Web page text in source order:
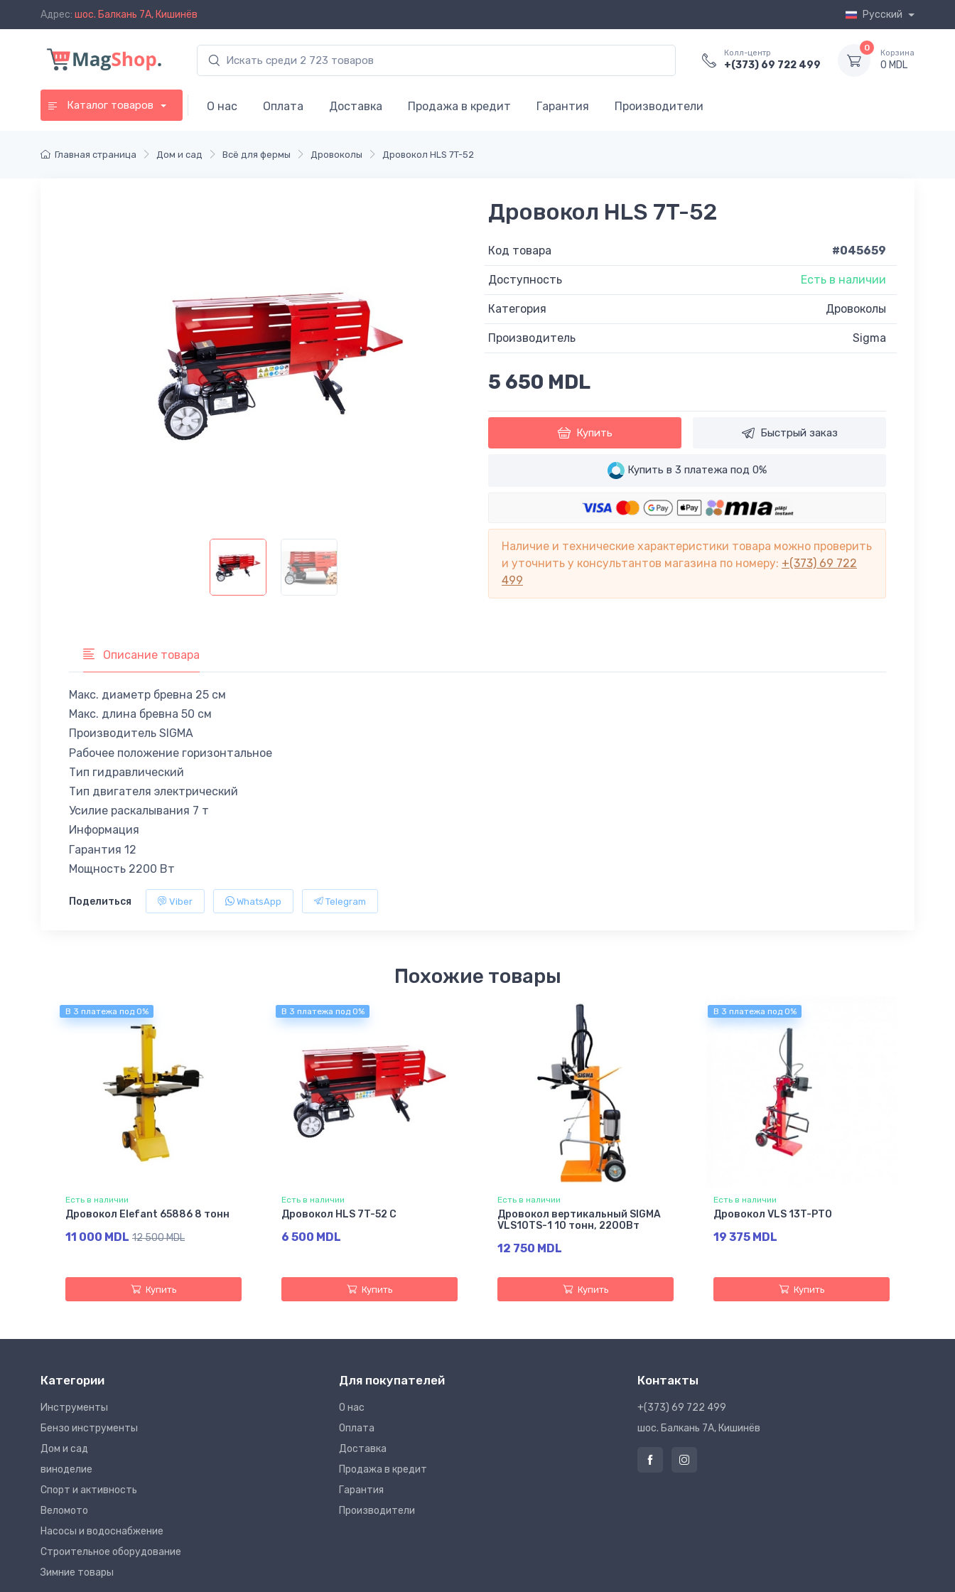
Адрес: шос. Балкань 7A, Кишинёв Русский
Колл-центр
+(373) 69 722 499
0
Корзина
0 MDL
Каталог товаров О нас Оплата Доставка Продажа в кредит Гарантия Производители
Главная страница Дом и сад Всё для фермы Дровоколы Дровокол HLS 7T-52
Дровокол HLS 7T-52
Код товара #045659
Доступность Есть в наличии
Категория Дровоколы
Производитель Sigma
5 650 MDL
Купить Быстрый заказ
Купить в 3 платежа под 0%
Наличие и технические характеристики товара можно проверить
и уточнить у консультантов магазина по номеру: +(373) 69 722
499
Описание товара
Макс. диаметр бревна 25 см
Макс. длина бревна 50 см
Производитель SIGMA
Рабочее положение горизонтальное
Тип гидравлический
Тип двигателя электрический
Усилие раскалывания 7 т
Информация
Гарантия 12
Мощность 2200 Вт
Поделиться Viber WhatsApp Telegram
Похожие товары
В 3 платежа под 0%
Есть в наличии
Дровокол Elefant 65886 8 тонн
11 000 MDL 12 500 MDL
Купить
В 3 платежа под 0%
Есть в наличии
Дровокол HLS 7T-52 C
6 500 MDL
Купить
Есть в наличии
Дровокол вертикальный SIGMA
VLS10TS-1 10 тонн, 2200Вт
12 750 MDL
Купить
В 3 платежа под 0%
Есть в наличии
Дровокол VLS 13T-PTO
19 375 MDL
Купить
Категории
Инструменты
Бензо инструменты
Дом и сад
виноделие
Спорт и активность
Веломото
Насосы и водоснабжение
Строительное оборудование
Зимние товары
Для покупателей
О нас
Оплата
Доставка
Продажа в кредит
Гарантия
Производители
Контакты
+(373) 69 722 499
шос. Балкань 7A, Кишинёв